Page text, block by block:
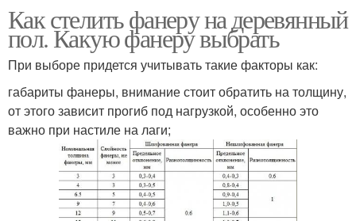
Как стелить фанеру на деревянный
пол. Какую фанеру выбрать
При выборе придется учитывать такие факторы как:
габариты фанеры, внимание стоит обратить на толщину,
от этого зависит прогиб под нагрузкой, особенно это
важно при настиле на лаги;